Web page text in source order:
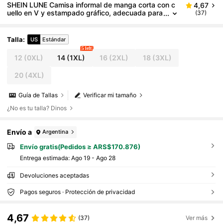
SHEIN LUNE Camisa informal de manga corta con c
uello en V y estampado gráfico, adecuada para
4,67
(37)
Talla: US Estándar
12 (0XL) 14 (1XL)
5 left
16 (2XL) 18 (3XL)
20(4XL)
Verificar mi tamaño
Guía de Tallas
¿No es tu talla? Dinos
Envío a Argentina
Envío gratis(Pedidos ≥ ARS$170.876)
Entrega estimada: Ago 19 - Ago 28
Devoluciones aceptadas
Pagos seguros · Protección de privacidad
4,67 (37) Ver más